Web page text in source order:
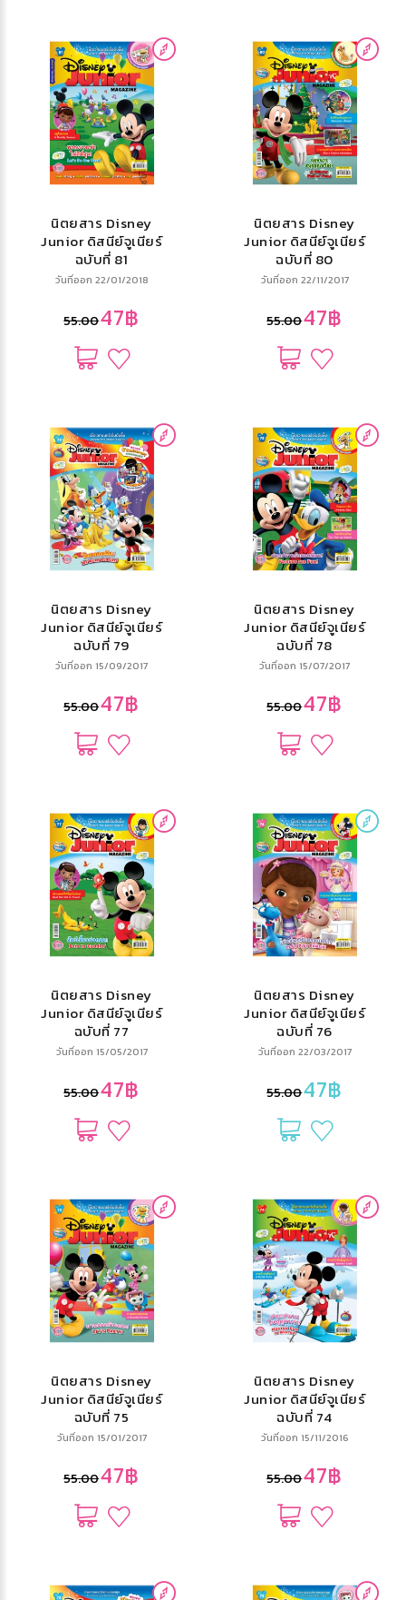
นิตยสาร Disney
Junior ดิสนีย์จูเนียร์
ฉบับที่ 81
วันที่ออก 22/01/2018
55.0047฿
นิตยสาร Disney
Junior ดิสนีย์จูเนียร์
ฉบับที่ 80
วันที่ออก 22/11/2017
55.0047฿
นิตยสาร Disney
Junior ดิสนีย์จูเนียร์
ฉบับที่ 79
วันที่ออก 15/09/2017
55.0047฿
นิตยสาร Disney
Junior ดิสนีย์จูเนียร์
ฉบับที่ 78
วันที่ออก 15/07/2017
55.0047฿
นิตยสาร Disney
Junior ดิสนีย์จูเนียร์
ฉบับที่ 77
วันที่ออก 15/05/2017
55.0047฿
นิตยสาร Disney
Junior ดิสนีย์จูเนียร์
ฉบับที่ 76
วันที่ออก 22/03/2017
55.0047฿
นิตยสาร Disney
Junior ดิสนีย์จูเนียร์
ฉบับที่ 75
วันที่ออก 15/01/2017
55.0047฿
นิตยสาร Disney
Junior ดิสนีย์จูเนียร์
ฉบับที่ 74
วันที่ออก 15/11/2016
55.0047฿